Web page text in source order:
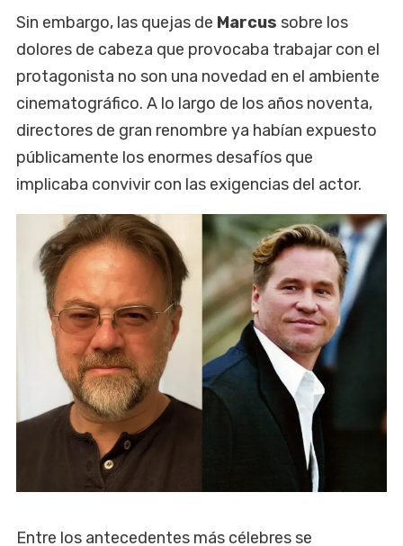
Sin embargo, las quejas de Marcus sobre los
dolores de cabeza que provocaba trabajar con el
protagonista no son una novedad en el ambiente
cinematográfico. A lo largo de los años noventa,
directores de gran renombre ya habían expuesto
públicamente los enormes desafíos que
implicaba convivir con las exigencias del actor.
Entre los antecedentes más célebres se